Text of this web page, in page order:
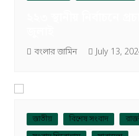
বংলার জামিন July 13,
জাতীয় বিশেষ সংবাদ